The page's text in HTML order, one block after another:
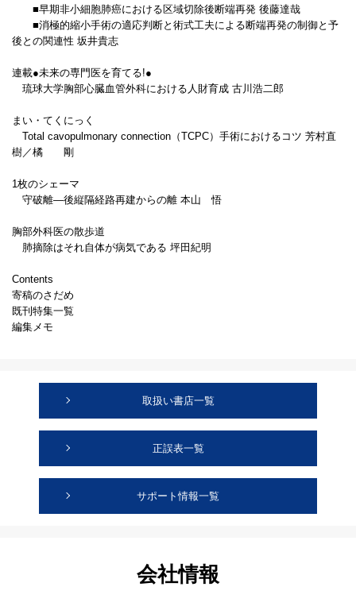
■早期非小細胞肺癌における区域切除後断端再発 後藤達哉
■消極的縮小手術の適応判断と術式工夫による断端再発の制御と予
後との関連性 坂井貴志
連載●未来の専門医を育てる!●
琉球大学胸部心臓血管外科における人財育成 古川浩二郎
まい・てくにっく
Total cavopulmonary connection（TCPC）手術におけるコツ 芳村直
樹／橘 剛
1枚のシェーマ
守破離―後縦隔経路再建からの離 本山 悟
胸部外科医の散歩道
肺摘除はそれ自体が病気である 坪田紀明
Contents
寄稿のさだめ
既刊特集一覧
編集メモ
取扱い書店一覧
正誤表一覧
サポート情報一覧
会社情報